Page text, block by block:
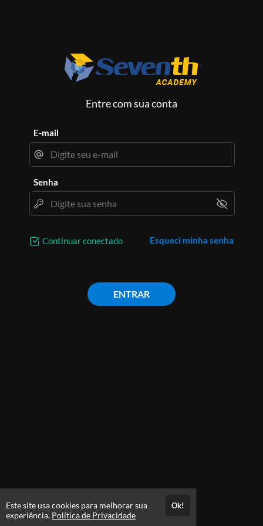
Entre com sua conta
E-mail
Senha
Continuar conectado Esqueci minha senha
ENTRAR
Este site usa cookies para melhorar sua
experiência. Política de Privacidade
Ok!